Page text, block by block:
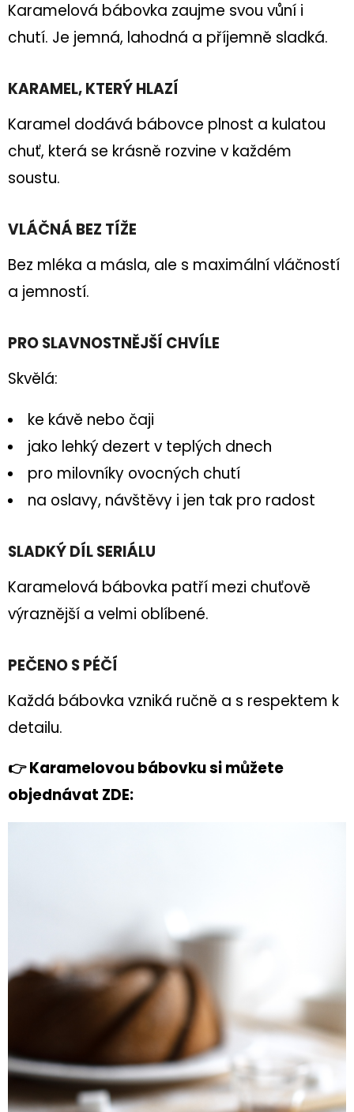
Karamelová bábovka zaujme svou vůní i
chutí. Je jemná, lahodná a příjemně sladká.
KARAMEL, KTERÝ HLAZÍ
Karamel dodává bábovce plnost a kulatou
chuť, která se krásně rozvine v každém
soustu.
VLÁČNÁ BEZ TÍŽE
Bez mléka a másla, ale s maximální vláčností
a jemností.
PRO SLAVNOSTNĚJŠÍ CHVÍLE
Skvělá:
ke kávě nebo čaji
jako lehký dezert v teplých dnech
pro milovníky ovocných chutí
na oslavy, návštěvy i jen tak pro radost
SLADKÝ DÍL SERIÁLU
Karamelová bábovka patří mezi chuťově
výraznější a velmi oblíbené.
PEČENO S PÉČÍ
Každá bábovka vzniká ručně a s respektem k
detailu.
👉 Karamelovou bábovku si můžete
objednávat ZDE:
T
N
A
J
Í
T
?
D
O
P
O
R
U
J
E
M
E
CITRONOVÁ
BÁBOVKA
289